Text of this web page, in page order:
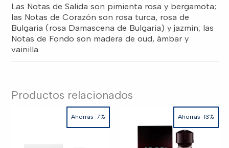
Las Notas de Salida son pimienta rosa y bergamota;
las Notas de Corazón son rosa turca, rosa de
Bulgaria (rosa Damascena de Bulgaria) y jazmín; las
Notas de Fondo son madera de oud, ámbar y
vainilla.
Productos relacionados
Ahorras-7% Ahorras-13%